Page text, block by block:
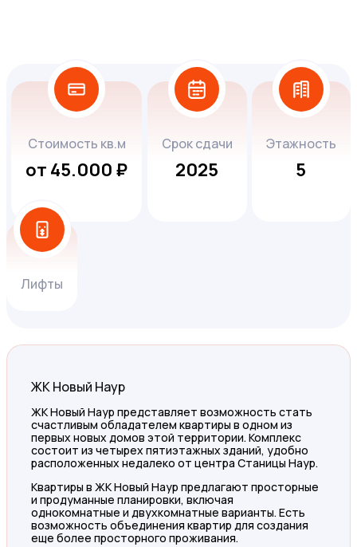
Стоимость кв.м
от 45.000 ₽
Срок сдачи
2025
Этажность
5
Лифты
ЖК Новый Наур
ЖК Новый Наур представляет возможность стать
счастливым обладателем квартиры в одном из
первых новых домов этой территории. Комплекс
состоит из четырех пятиэтажных зданий, удобно
расположенных недалеко от центра Станицы Наур.
Квартиры в ЖК Новый Наур предлагают просторные
и продуманные планировки, включая
однокомнатные и двухкомнатные варианты. Есть
возможность объединения квартир для создания
еще более просторного проживания.